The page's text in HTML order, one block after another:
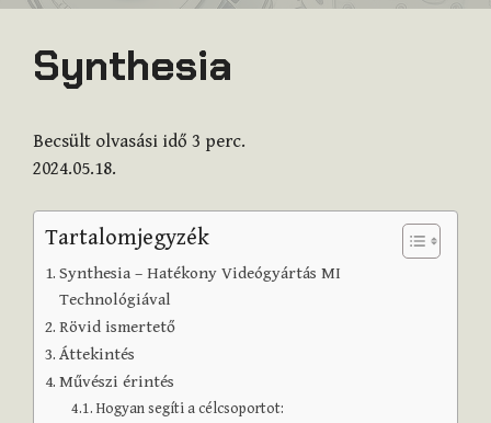
Synthesia
Becsült olvasási idő 3 perc.
2024.05.18.
Tartalomjegyzék
Synthesia – Hatékony Videógyártás MI
Technológiával
Rövid ismertető
Áttekintés
Művészi érintés
Hogyan segíti a célcsoportot: